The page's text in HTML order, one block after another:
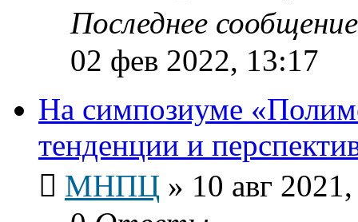
Последнее
02 фев 2022, 13:17
На симпозиуме
тенденции и
МНПЦ » 10 авг